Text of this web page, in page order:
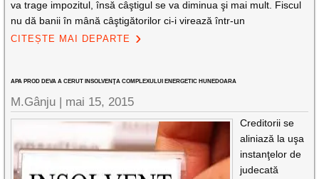
va trage impozitul, însă câştigul se va diminua şi mai mult. Fiscul
nu dă banii în mână câştigătorilor ci-i virează într-un
CITEȘTE MAI DEPARTE
APA PROD DEVA A CERUT INSOLVENŢA COMPLEXULUI ENERGETIC HUNEDOARA
M.Gânju | mai 15, 2015
Creditorii se
aliniază la uşa
instanţelor de
judecată